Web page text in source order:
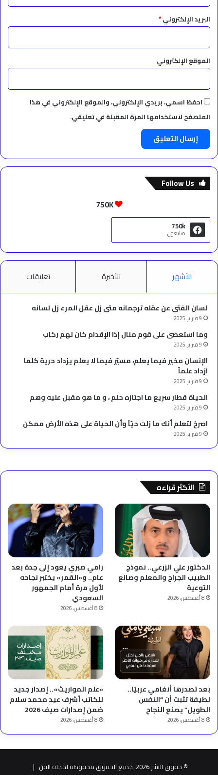
البريد الإلكتروني*
الموقع الإلكتروني
احفظ اسمي، بريدي الإلكتروني، والموقع الإلكتروني في هذا
المتصفح لاستخدامها المرة المقبلة في تعليقي.
Follow Us
750K
750k
متابعون
الأشهر الأخيرة تعليقات
لسان الفتى عن عقله ترجمانه متى زل عقل المرء زل لسانه
9 فبراير، 2025
وما استعصى على قوم منال إذا الإقدام كان لهم ركاب
9 فبراير، 2025
الإنسان مخير فيما يعلم، مسيّر فيما لا يعلم يزداد حرية كلما
ازداد علماً
9 فبراير، 2025
الحياة قطار سريع ما اجتازه حلم ، و ما هو مقبل عليه وهم
9 فبراير، 2025
‫اصرخ لتعلم أنك ما زلتَ حيّاً وأن الحياة على هذه الأرض ممكن
9 فبراير، 2025
الأكثر قراءه
الدكتور علي الزرعي.. نموذج
الطبيب الجراح والمعلم وصانع
التوعية
8 أغسطس، 2026
رامي صبري يعود إلى جدة بعد
عام.. و«القمر» يختبر نجاحه
لأول مرة أمام الجمهور
السعودي
8 أغسطس، 2026
بعد تصدرها أنغامي عربيًا..
لطيفة تثبت أن “النفس
الطويل” يصنع النجاح
8 أغسطس، 2026
«علم المواريث».. إصدار جديد
للكاتب أشرف عيد محمد سلام
ضمن إصدارات صيف 2026
8 أغسطس، 2026
© حقوق النشر 2026، جميع الحقوق محفوظة لمجلة الفن |